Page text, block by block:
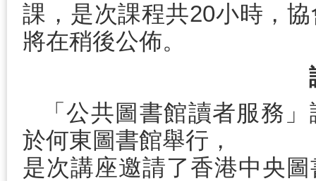
課，是次課程共20小時，
將在稍後公佈。
「公共圖書館讀者服務
於何東圖書館舉行，
是次講座邀請了香港中央